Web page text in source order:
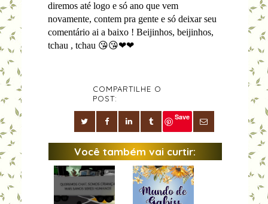
diremos até logo e só ano que vem
novamente, contem pra gente e só deixar seu
comentário ai a baixo ! Beijinhos, beijinhos,
tchau , tchau 😘😘❤❤
COMPARTILHE O
POST:
Save
Você também vai curtir: